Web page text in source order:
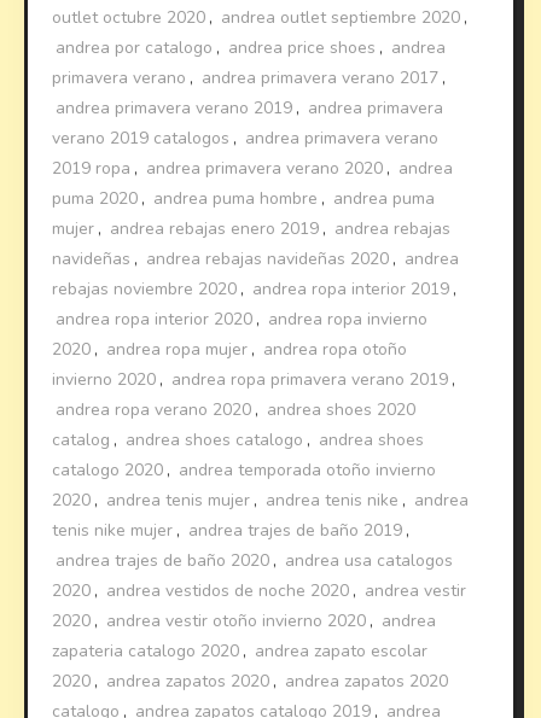
outlet octubre 2020 , andrea outlet septiembre 2020 ,
andrea por catalogo , andrea price shoes , andrea
primavera verano , andrea primavera verano 2017 ,
andrea primavera verano 2019 , andrea primavera
verano 2019 catalogos , andrea primavera verano
2019 ropa , andrea primavera verano 2020 , andrea
puma 2020 , andrea puma hombre , andrea puma
mujer , andrea rebajas enero 2019 , andrea rebajas
navideñas , andrea rebajas navideñas 2020 , andrea
rebajas noviembre 2020 , andrea ropa interior 2019 ,
andrea ropa interior 2020 , andrea ropa invierno
2020 , andrea ropa mujer , andrea ropa otoño
invierno 2020 , andrea ropa primavera verano 2019 ,
andrea ropa verano 2020 , andrea shoes 2020
catalog , andrea shoes catalogo , andrea shoes
catalogo 2020 , andrea temporada otoño invierno
2020 , andrea tenis mujer , andrea tenis nike , andrea
tenis nike mujer , andrea trajes de baño 2019 ,
andrea trajes de baño 2020 , andrea usa catalogos
2020 , andrea vestidos de noche 2020 , andrea vestir
2020 , andrea vestir otoño invierno 2020 , andrea
zapateria catalogo 2020 , andrea zapato escolar
2020 , andrea zapatos 2020 , andrea zapatos 2020
catalogo , andrea zapatos catalogo 2019 , andrea